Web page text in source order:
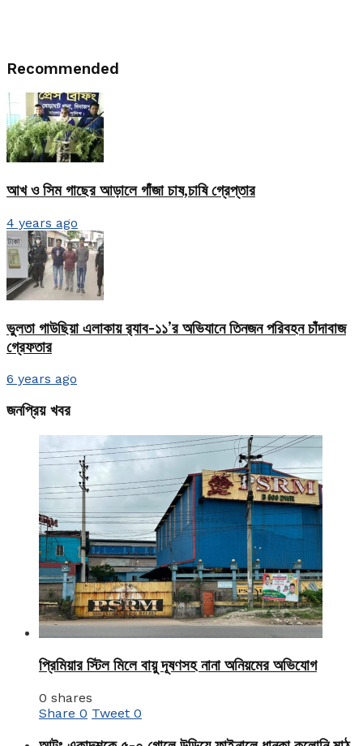
Recommended
আখ ও সিম গাছের আড়ালে গাঁজা চাষ,চাষি গ্রেপ্তার
4 years ago
ভুলতা গাউছিয়া এলাকায় র‌্যাব-১১’র অভিযানে তিনজন পরিবহন চাঁদাবাজ
গ্রেফতার
6 years ago
জনপ্রিয় খবর
প্রিমিয়ার স্টিল মিলে বায়ু দূষণসহ নানা অনিয়মের অভিযোগ
0 shares
Share 0 Tweet 0